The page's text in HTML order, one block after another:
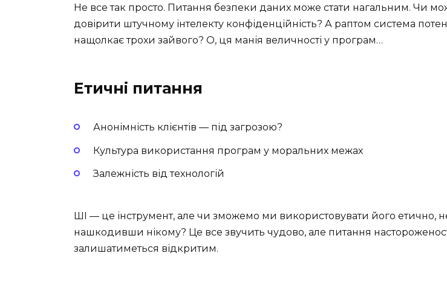
Не все так просто. Питання безпеки даних може стати нагальним. Чи
довірити штучному інтелекту конфіденційність? А раптом система
нащолкає трохи зайвого? О, ця манія величності у програм…
Етичні питання
Анонімність клієнтів — під загрозою?
Культура використання програм у моральних межах
Залежність від технологій
ШІ — це інструмент, але чи зможемо ми використовувати його етично,
нашкодивши нікому? Це все звучить чудово, але питання
залишатиметься відкритим.